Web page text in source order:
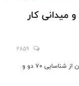
استان لرستان: 70 دو و میدانی کار
2859
سیاوش سپهوند رئیس هیأت دوومیدانی استان لرستان از شناسایی 70 دو و